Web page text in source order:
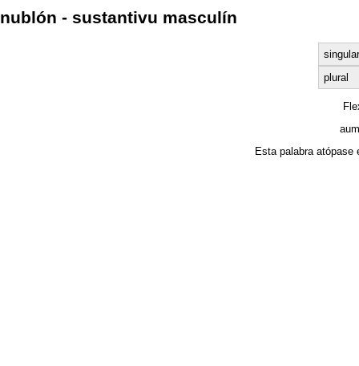
nublón - sustantivu masculín
singular
plural
Esta palabra atópase